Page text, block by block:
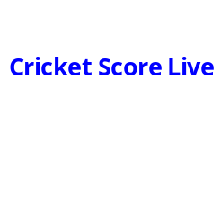
Cricket Score Live